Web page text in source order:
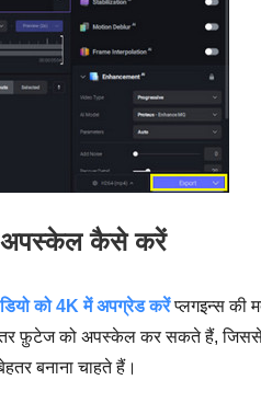
अपस्केल कैसे करें
को 4K में अपग्रेड करेंप्लगइन्स की
फ़ुटेज को अपस्केल कर सकते हैं,
बनाना चाहते हैं।